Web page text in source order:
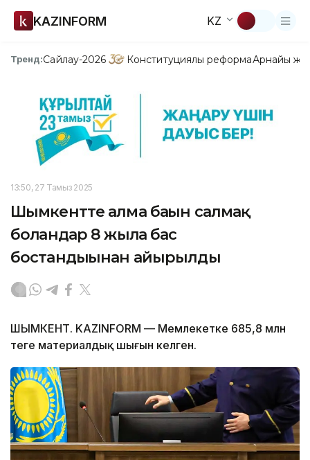
KAZINFORM KZ
Тренд:Сайлау-2026 Конституциялық реформаАрнайы
13:50, 27 Тамыз 2025
Шымкентте алма бағын салмақ
болғандар 8 жылға бас
бостандығынан айырылды
ШЫМКЕНТ. KAZINFORM — Мемлекетке 685,8 млн
теңге материалдық шығын келген.